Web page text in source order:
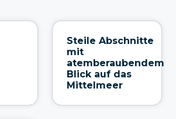
Steile Abschnitte
mit
atemberaubendem
Blick auf das
Mittelmeer